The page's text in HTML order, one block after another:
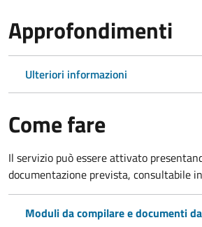
Approfondimenti
Ulteriori informazioni
Come fare
Il servizio può essere attivato
documentazione prevista, consultabile
Moduli da compilare e documenti